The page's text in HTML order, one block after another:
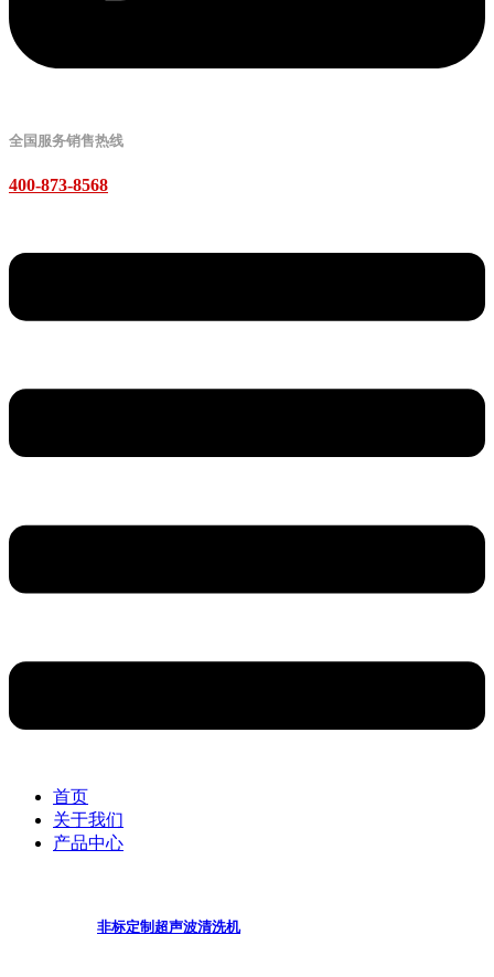
全国服务销售热线
400-873-8568
首页
关于我们
产品中心
非标定制超声波清洗机